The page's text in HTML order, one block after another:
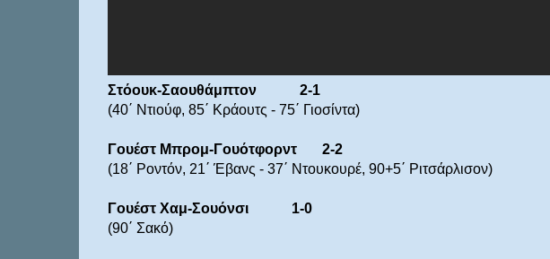
Στόουκ-Σαουθάμπτον 2-1
(40΄ Ντιούφ, 85΄ Κράουτς - 75΄ Γιοσίντα)
Γουέστ Μπρομ-Γουότφορντ 2-2
(18΄ Ροντόν, 21΄ Έβανς - 37΄ Ντουκουρέ, 90+5΄ Ριτσάρλισον)
Γουέστ Χαμ-Σουόνσι 1-0
(90΄ Σακό)